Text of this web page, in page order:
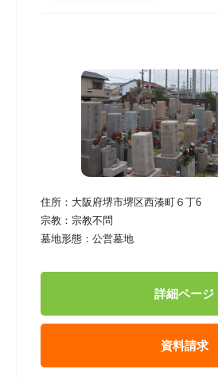
住所： 大阪府堺市堺区西湊町６丁6
宗教： 宗教不問
墓地形態： 公営墓地
詳細ページ
資料請求